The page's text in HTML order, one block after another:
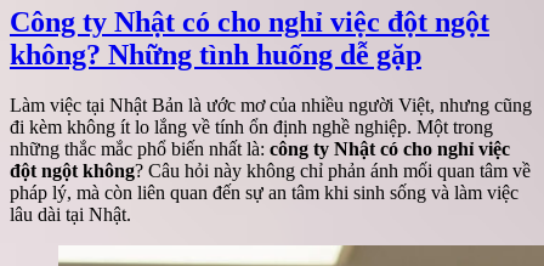
Công ty Nhật có cho nghỉ việc đột ngột
không? Những tình huống dễ gặp
Làm việc tại Nhật Bản là ước mơ của nhiều người Việt, nhưng cũng
đi kèm không ít lo lắng về tính ổn định nghề nghiệp. Một trong
những thắc mắc phổ biến nhất là: công ty Nhật có cho nghỉ việc
đột ngột không? Câu hỏi này không chỉ phản ánh mối quan tâm về
pháp lý, mà còn liên quan đến sự an tâm khi sinh sống và làm việc
lâu dài tại Nhật.